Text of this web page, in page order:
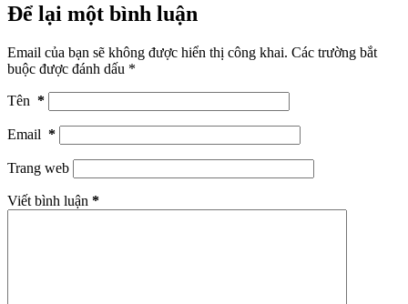
Để lại một bình luận
Email của bạn sẽ không được hiển thị công khai. Các trường bắt
buộc được đánh dấu *
Tên *
Email *
Trang web
Viết bình luận *